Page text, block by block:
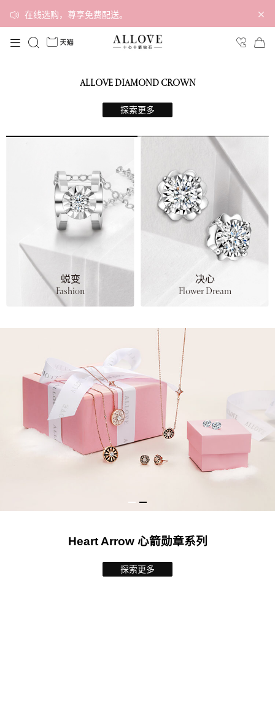
在线选购，尊享免费配送。
ALLOVE DIAMOND CROWN
探索更多
蜕变
Fashion
决心
Flower Dream
Heart Arrow 心箭勋章系列
探索更多